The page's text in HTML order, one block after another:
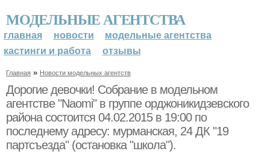
МОДЕЛЬНЫЕ АГЕНТСТВА
главная новости
модельные агентства
кастинги и работа
отзывы
Главная » Новости модельных агентств
Дорогие девочки! Собрание в модельном
агентстве "Naomi" в группе орджоникидзевского
района состоится 04.02.2015 в 19:00 по
последнему адресу: мурманская, 24 ДК "19
партсъезда" (остановка "школа").